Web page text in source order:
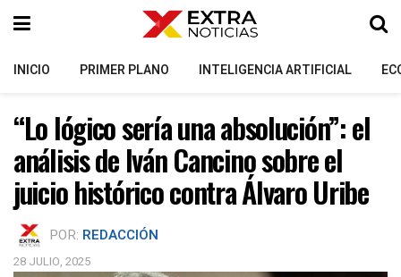
INICIO PRIMER PLANO INTELIGENCIA ARTIFICIAL
“Lo lógico sería una absolución”: el
análisis de Iván Cancino sobre el
juicio histórico contra Álvaro Uribe
POR: REDACCIÓN
28 JULIO, 2025